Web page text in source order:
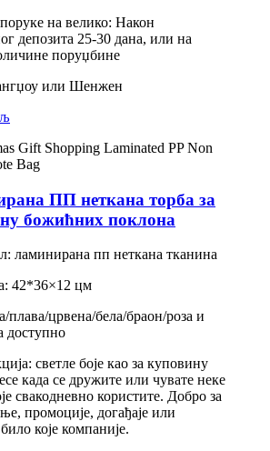
на велико: Након
депозита 25-30 дана, или на
поруџбине
или Шенжен
ПП неткана торба за
божићних поклона
ламинирана пп неткана тканина
42*36×12 цм
плава/црвена/бела/браон/роза и
доступно
светле боје као за куповину
када се дружите или чувате неке
свакодневно користите. Добро за
промоције, догађаје или
које компаније.